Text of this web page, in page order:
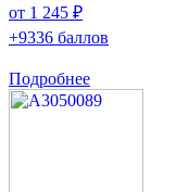
от 1 245 ₽
+9336 баллов
Подробнее